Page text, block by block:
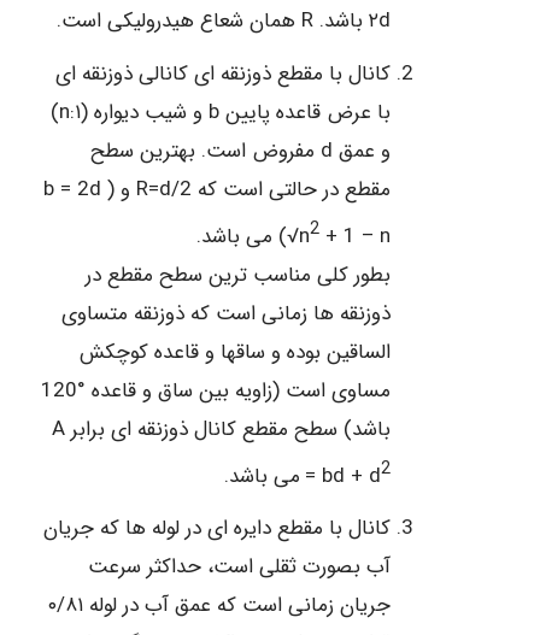
۲d باشد. R همان شعاع هیدرولیکی است.
کانال با مقطع ذوزنقه ای کانالی ذوزنقه ای
با عرض قاعده پایین b و شیب دیواره (۱:n)
و عمق d مفروض است. بهترین سطح
مقطع در حالتی است که R=d/2 و ( b = 2d
(√n2 + 1 – n می باشد.
بطور کلی مناسب ترین سطح مقطع در
ذوزنقه ها زمانی است که ذوزنقه متساوی
الساقین بوده و ساقها و قاعده کوچکش
مساوی است (زاویه بین ساق و قاعده °120
باشد) سطح مقطع کانال ذوزنقه ای برابر A
= bd + d2
می باشد.
کانال با مقطع دایره ای در لوله ها که جریان
آب بصورت ثقلی است، حداکثر سرعت
جریان زمانی است که عمق آب در لوله ۰/۸۱